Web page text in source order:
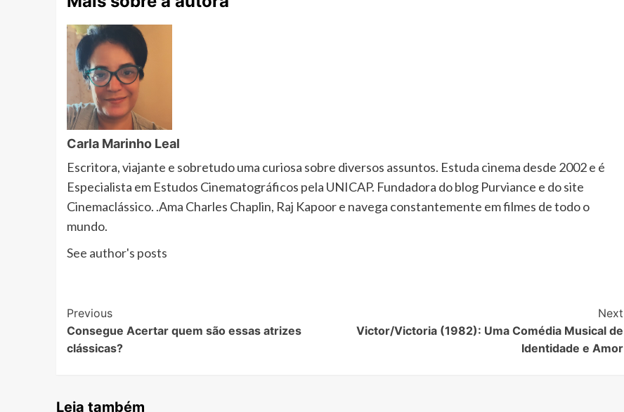
Carla Marinho Leal
Escritora, viajante e sobretudo uma curiosa sobre diversos assuntos. Estuda cinema desde 2002 e é
Especialista em Estudos Cinematográficos pela UNICAP. Fundadora do blog Purviance e do site
Cinemaclássico. .Ama Charles Chaplin, Raj Kapoor e navega constantemente em filmes de todo o
mundo.
See author's posts
Post
Navigation
Previous
Consegue Acertar quem são essas atrizes
clássicas?
Next
Victor/Victoria (1982): Uma Comédia Musical de
Identidade e Amor
Leia também